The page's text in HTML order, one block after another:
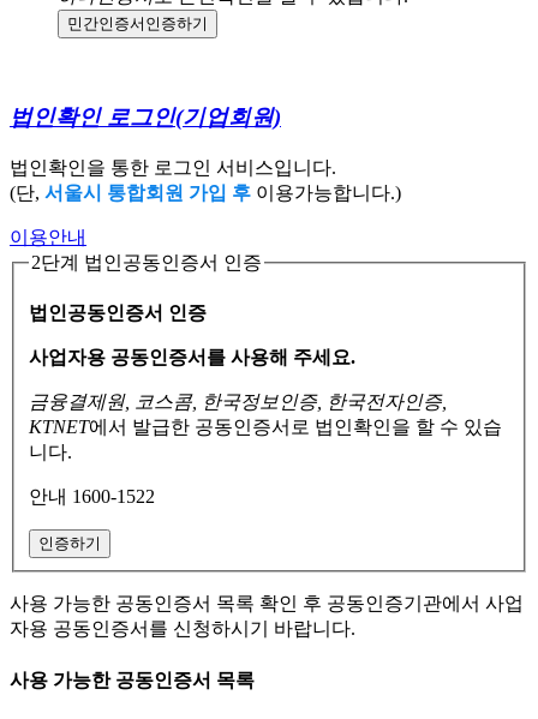
민간인증서 인증하기
법인확인 로그인(기업회원)
법인확인을 통한 로그인 서비스입니다.
(단, 서울시 통합회원 가입 후 이용가능합니다.)
이용안내
2단계 법인공동인증서 인증
법인공동인증서 인증
사업자용 공동인증서를 사용해 주세요.
금융결제원, 코스콤, 한국정보인증, 한국전자인증,
KTNET에서 발급한 공동인증서로 법인확인을 할 수 있습
니다.
안내 1600-1522
인증하기
사용 가능한 공동인증서 목록 확인 후 공동인증기관에서 사업
자용 공동인증서를 신청하시기 바랍니다.
사용 가능한 공동인증서 목록